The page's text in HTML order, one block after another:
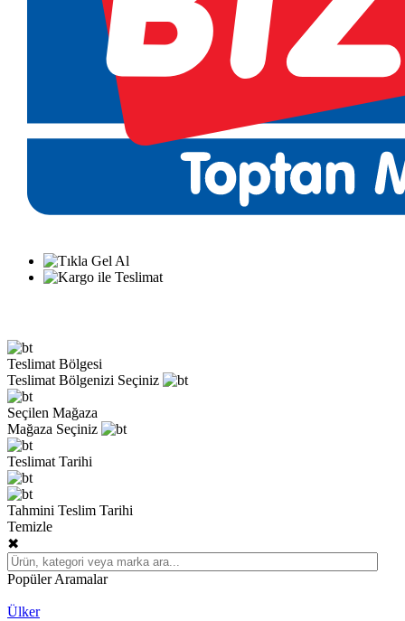
Teslimat Bölgesi
Teslimat Bölgenizi Seçiniz
Seçilen Mağaza
Mağaza Seçiniz
Teslimat Tarihi
Tahmini Teslim Tarihi
Temizle
✖
Popüler Aramalar
Ülker